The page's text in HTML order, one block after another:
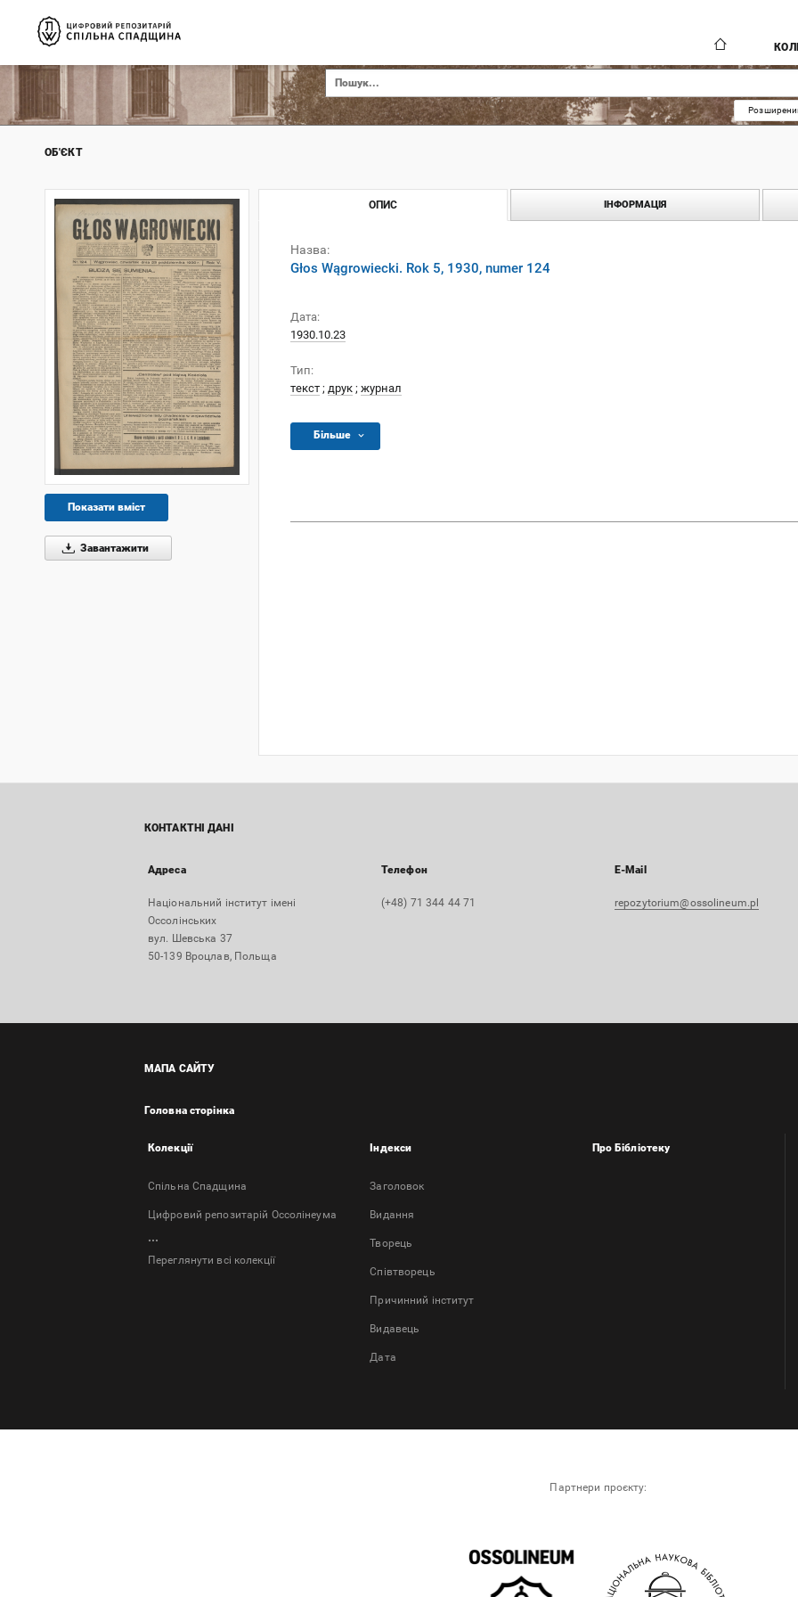
ОБ'ЄКТ
Показати вміст
Завантажити
ОПИС ІНФОРМАЦІЯ
Назва:
Głos Wągrowiecki. Rok 5, 1930, numer 124
Дата:
1930.10.23
Тип:
текст ; друк ; журнал
Більше
КОНТАКТНІ ДАНІ
Адреса
Національний інститут імені
Оссолінських
вул. Шевська 37
50-139 Вроцлав, Польща
Телефон
(+48) 71 344 44 71
E-Mail
repozytorium@ossolineum.pl
МАПА САЙТУ
Головна сторінка
Колекції
Спільна Спадщина
Цифровий репозитарій Оссолінеума
...
Переглянути всі колекції
Індекси
Заголовок
Bидання
Творець
Співтворець
Причинний інститут
Видавець
Дата
Про Бібліотеку
Партнери проєкту: